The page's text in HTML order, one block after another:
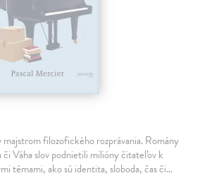
filozofického rozprávania. Romány
či Váha slov podnietili milióny čitateľov k
témami, ako sú identita, sloboda, čas či…